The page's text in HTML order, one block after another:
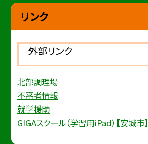
リンク
外部リンク
北部調理場
不審者情報
就学援助
GIGAスクール（学習用iPad）【安城市】